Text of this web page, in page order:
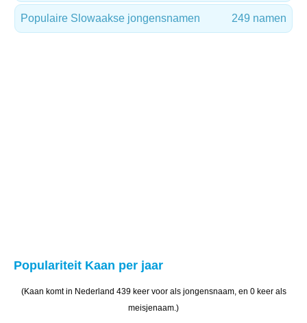
Populaire Slowaakse jongensnamen 249 namen
Populariteit Kaan per jaar
(Kaan komt in Nederland 439 keer voor als jongensnaam, en 0 keer als
meisjenaam.)